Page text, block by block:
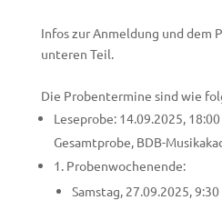
Infos zur Anmeldung und dem
unteren Teil.
Die Probentermine sind wie
Leseprobe: 14.09.2025,
Gesamtprobe, BDB-
1. Probenwochenende:
Samstag, 27.09.2025,